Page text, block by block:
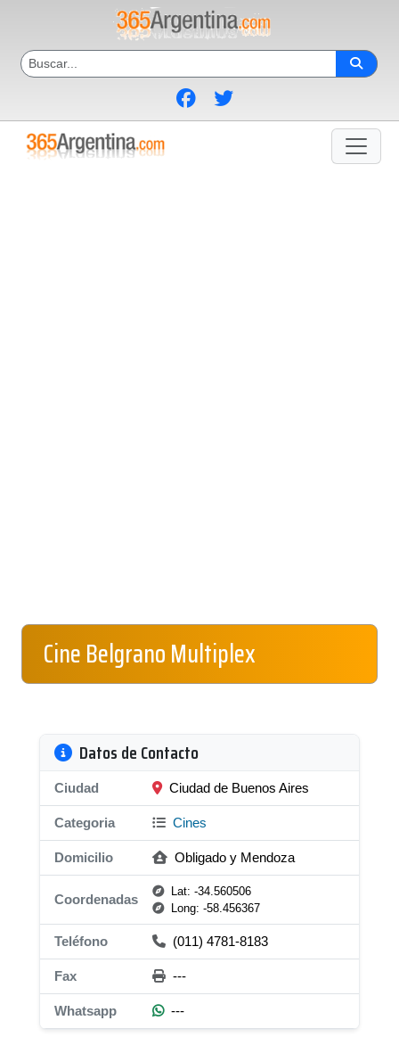
Cine Belgrano Multiplex
Datos de Contacto
Ciudad Ciudad de Buenos Aires
Categoria Cines
Domicilio Obligado y Mendoza
Coordenadas
Lat: -34.560506
Long: -58.456367
Teléfono (011) 4781-8183
Fax ---
Whatsapp ---